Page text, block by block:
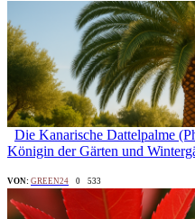
Die Kanarische Dattelpalme
Königin der Gärten und
VON: GREEN24 0 533